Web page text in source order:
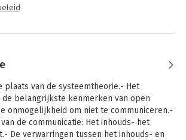
psychiatrisch
en sociaalpsycholoog en was als
de opleidingen Maatschappelijk Werk
Sociaalpedagogische Hulpverlening,
en Creatieve Therapie van de
plaats van de systeemtheorie.- Het
belangrijkste kenmerken van open
onmogelijkheid om niet te communiceren.-
de communicatie: Het inhouds- het
De verwarringen tussen het inhouds- en